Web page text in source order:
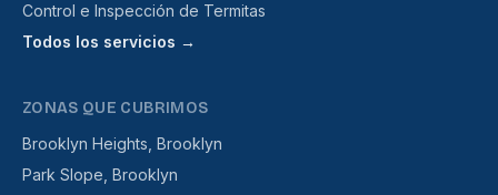
Control e Inspección de Termitas
Todos los servicios →
ZONAS QUE CUBRIMOS
Brooklyn Heights, Brooklyn
Park Slope, Brooklyn